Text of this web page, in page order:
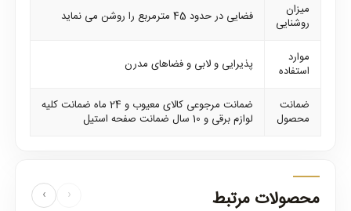
میزان
روشنایی
فضایی در حدود 45 مترمربع را روشن می نماید
موارد
استفاده
پذیرایی و لابی و فضاهای مدرن
ضمانت
محصول
ضمانت مرجوعی کالای معیوب و 24 ماه ضمانت کلیه
لوازم برقی و 10 سال ضمانت صفحه استیل
محصولات مرتبط ‹
›